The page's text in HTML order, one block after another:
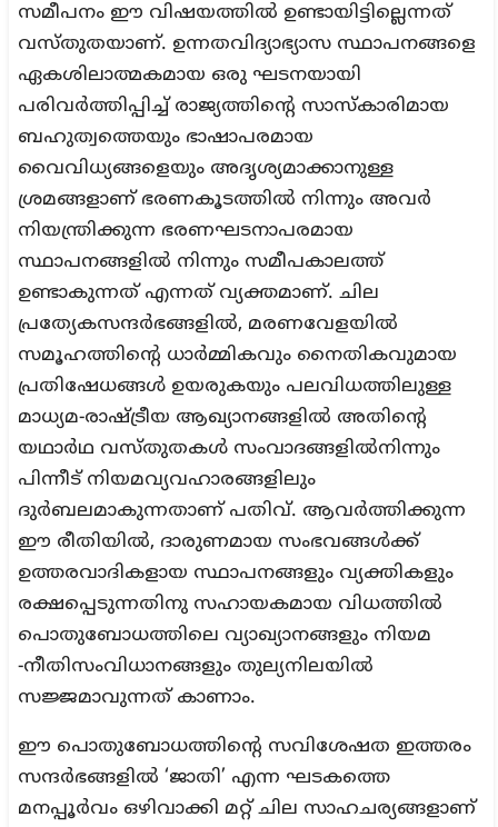
സമീപനം ഈ വിഷയത്തിൽ ഉണ്ടായിട്ടില്ലെന്നത്
വസ്തുതയാണ്. ഉന്നതവിദ്യാഭ്യാസ സ്ഥാപനങ്ങളെ
ഏകശിലാത്മകമായ ഒരു ഘടനയായി
പരിവർത്തിപ്പിച്ച് രാജ്യത്തിന്റെ സാസ്കാരിമായ
ബഹുത്വത്തെയും ഭാഷാപരമായ
വൈവിധ്യങ്ങളെയും അദൃശ്യമാക്കാനുള്ള
ശ്രമങ്ങളാണ് ഭരണകൂടത്തിൽ നിന്നും അവർ
നിയന്ത്രിക്കുന്ന ഭരണഘടനാപരമായ
സ്ഥാപനങ്ങളിൽ നിന്നും സമീപകാലത്ത്
ഉണ്ടാകുന്നത് എന്നത് വ്യക്തമാണ്. ചില
പ്രത്യേകസന്ദർഭങ്ങളിൽ, മരണവേളയിൽ
സമൂഹത്തിന്റെ ധാർമ്മികവും നൈതികവുമായ
പ്രതിഷേധങ്ങൾ ഉയരുകയും പലവിധത്തിലുള്ള
മാധ്യമ-രാഷ്ട്രീയ ആഖ്യാനങ്ങളിൽ അതിന്റെ
യഥാർഥ വസ്തുതകൾ സംവാദങ്ങളിൽനിന്നും
പിന്നീട് നിയമവ്യവഹാരങ്ങളിലും
ദുർബലമാകുന്നതാണ് പതിവ്. ആവർത്തിക്കുന്ന
ഈ രീതിയിൽ, ദാരുണമായ സംഭവങ്ങൾക്ക്
ഉത്തരവാദികളായ സ്ഥാപനങ്ങളും വ്യക്തികളും
രക്ഷപ്പെടുന്നതിനു സഹായകമായ വിധത്തിൽ
പൊതുബോധത്തിലെ വ്യാഖ്യാനങ്ങളും നിയമ
-നീതിസംവിധാനങ്ങളും തുല്യനിലയിൽ
സജ്ജമാവുന്നത് കാണാം.
ഈ പൊതുബോധത്തിന്റെ സവിശേഷത ഇത്തരം
സന്ദർഭങ്ങളിൽ ‘ജാതി’ എന്ന ഘടകത്തെ
മനപ്പൂർവം ഒഴിവാക്കി മറ്റ് ചില സാഹചര്യങ്ങളാണ്